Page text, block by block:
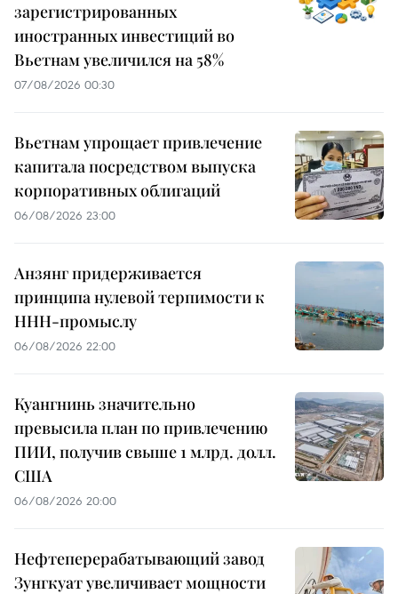
зарегистрированных
иностранных инвестиций во
Вьетнам увеличился на 58%
07/08/2026 00:30
Вьетнам упрощает привлечение
капитала посредством выпуска
корпоративных облигаций
06/08/2026 23:00
Анзянг придерживается
принципа нулевой терпимости к
ННН-промыслу
06/08/2026 22:00
Куангнинь значительно
превысила план по привлечению
ПИИ, получив свыше 1 млрд. долл.
США
06/08/2026 20:00
Нефтеперерабатывающий завод
Зунгкуат увеличивает мощности